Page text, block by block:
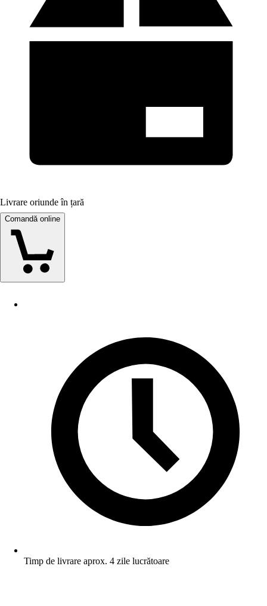
Livrare oriunde în țară
Comandă online
Timp de livrare aprox. 4 zile lucrătoare